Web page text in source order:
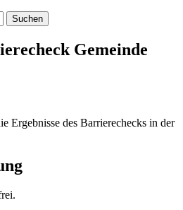
Gemeinde
Ergebnisse des Barrierechecks in der